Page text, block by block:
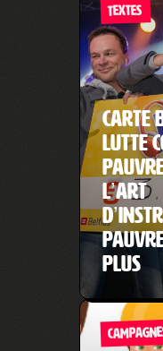
TEXTES
Carte
lutte
l’art
Plus